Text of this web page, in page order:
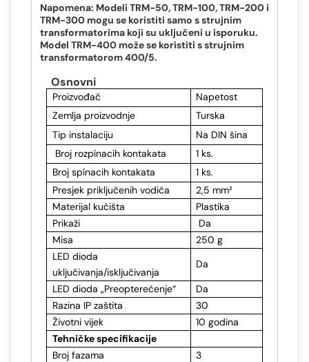
Napomena: Modeli TRM-50, TRM-100, TRM-200 i
TRM-300 mogu se koristiti samo s strujnim
transformatorima koji su uključeni u isporuku.
Model TRM-400 može se koristiti s strujnim
transformatorom 400/5.
Osnovni
Proizvođač
Napetost
Zemlja proizvodnje
Turska
Tip instalaciju
Na DIN šina
Broj rozpínacih kontakata
1 ks.
Broj spínacih kontakata
1 ks.
Presjek priključenih vodiča
2,5 mm²
Materijal kućišta
Plastika
Prikaži
Da
Misa
250 g
LED dioda
uključivanja/isključivanja
Da
LED dioda „Preopterećenje“
Da
Razina IP zaštita
30
Životni vijek
10 godina
Tehničke specifikacije
Broj fazama
3